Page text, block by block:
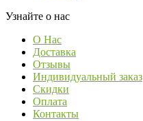
Узнайте о нас
О Нас
Доставка
Отзывы
Индивидуальный заказ
Скидки
Оплата
Контакты